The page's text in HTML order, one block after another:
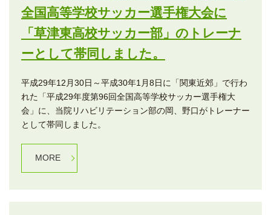
全国高等学校サッカー選手権大会に
「草津東高校サッカー部」のトレーナ
ーとして帯同しました。
平成29年12月30日～平成30年1月8日に「関東近郊」で行わ
れた「平成29年度第96回全国高等学校サッカー選手権大
会」に、当院リハビリテーション部の岡、野口がトレーナー
として帯同しました。
MORE